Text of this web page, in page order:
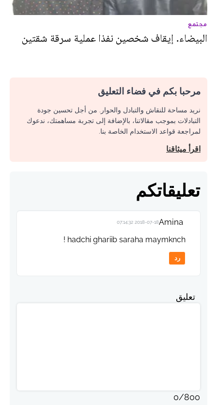
مجتمع
البيضاء. إيقاف شخصين نفذا عملية سرقة شقتين
مرحبا بكم في فضاء التعليق
نريد مساحة للنقاش والتبادل والحوار. من أجل تحسين جودة
التبادلات بموجب مقالاتنا، بالإضافة إلى تجربة مساهمتك، ندعوك
لمراجعة قواعد الاستخدام الخاصة بنا.
اقرأ ميثاقنا
تعليقاتكم
Amina
2018-07-18 07:14:32
hadchi ghariib saraha maymknch !
رد
تعليق
0/800